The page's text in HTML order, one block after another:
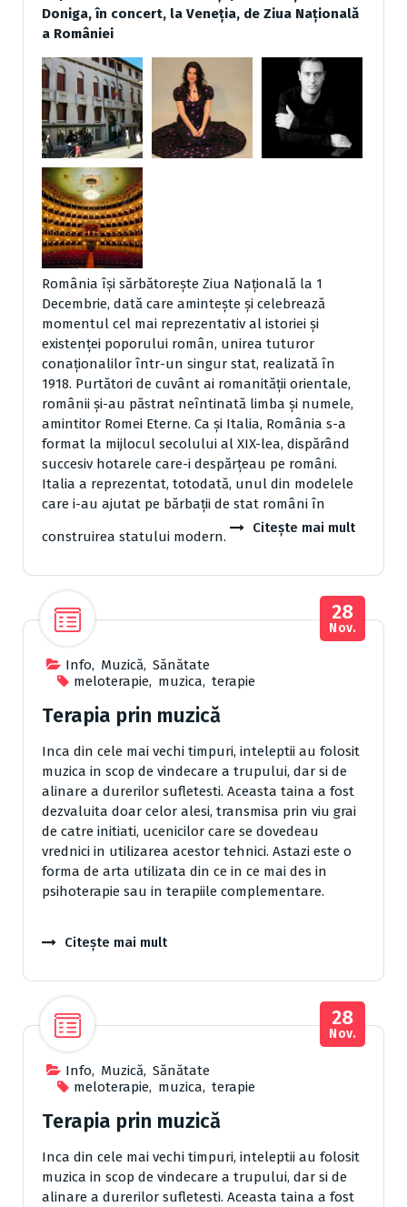
Doniga, în concert, la Veneția, de Ziua Națională
a României
România își sărbătorește Ziua Națională la 1
Decembrie, dată care amintește și celebrează
momentul cel mai reprezentativ al istoriei și
existenței poporului român, unirea tuturor
conaționalilor într-un singur stat, realizată în
1918. Purtători de cuvânt ai romanităţii orientale,
românii și-au păstrat neîntinată limba şi numele,
amintitor Romei Eterne. Ca şi Italia, România s-a
format la mijlocul secolului al XIX-lea, dispărând
succesiv hotarele care-i despărţeau pe români.
Italia a reprezentat, totodată, unul din modelele
care i-au ajutat pe bărbaţii de stat români în
construirea statului modern.
Citește mai mult
Info, Muzică, Sănătate
meloterapie, muzica, terapie
28
Nov.
Terapia prin muzică
Inca din cele mai vechi timpuri, inteleptii au folosit
muzica in scop de vindecare a trupului, dar si de
alinare a durerilor sufletesti. Aceasta taina a fost
dezvaluita doar celor alesi, transmisa prin viu grai
de catre initiati, ucenicilor care se dovedeau
vrednici in utilizarea acestor tehnici. Astazi este o
forma de arta utilizata din ce in ce mai des in
psihoterapie sau in terapiile complementare.
Citește mai mult
Info, Muzică, Sănătate
meloterapie, muzica, terapie
28
Nov.
Terapia prin muzică
Inca din cele mai vechi timpuri, inteleptii au folosit
muzica in scop de vindecare a trupului, dar si de
alinare a durerilor sufletesti. Aceasta taina a fost